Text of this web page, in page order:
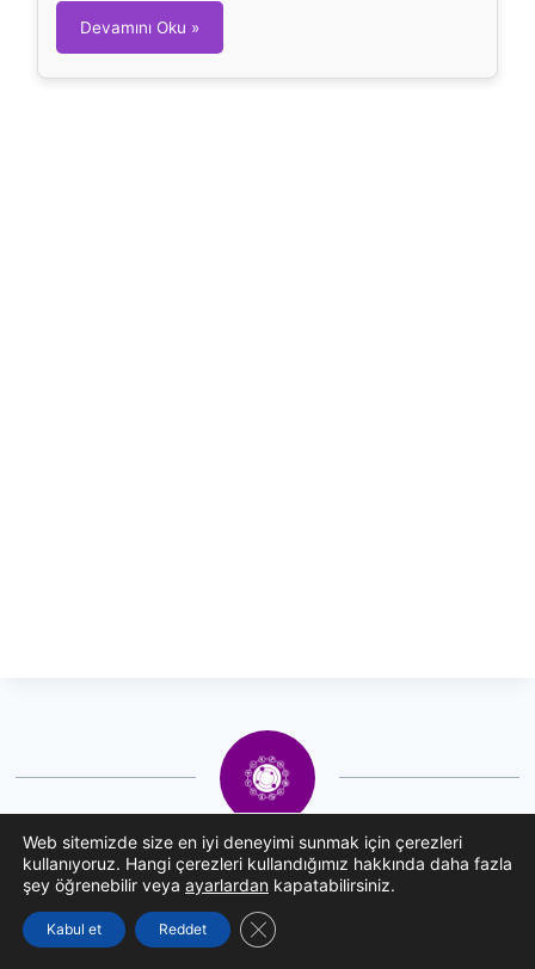
Devamını Oku »S
a
t
Burcistan Uzman Ekibi
Burcistan Uzman Ekibi, uluslararası sertifikalı
Web sitemizde size en iyi deneyimi sunmak için çerezleri
kullanıyoruz. Hangi çerezleri kullandığımız hakkında daha fazla
şey öğrenebilir veya ayarlardan kapatabilirsiniz.
Kabul et Reddet GDPR çerez şeridini kapat